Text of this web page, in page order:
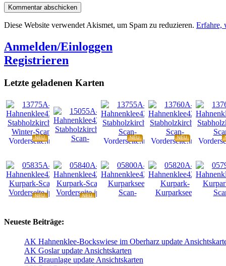
Diese Website verwendet Akismet, um Spam zu reduzieren. Erfahre,
Anmelden/Einloggen
Registrieren
Letzte geladenen Karten
NEU NEU NEU
NEU
NEU
Neueste Beiträge:
AK Hahnenklee-Bockswiese im Oberharz update
AK Goslar update Ansichtskarten
AK Braunlage update Ansichtskarten